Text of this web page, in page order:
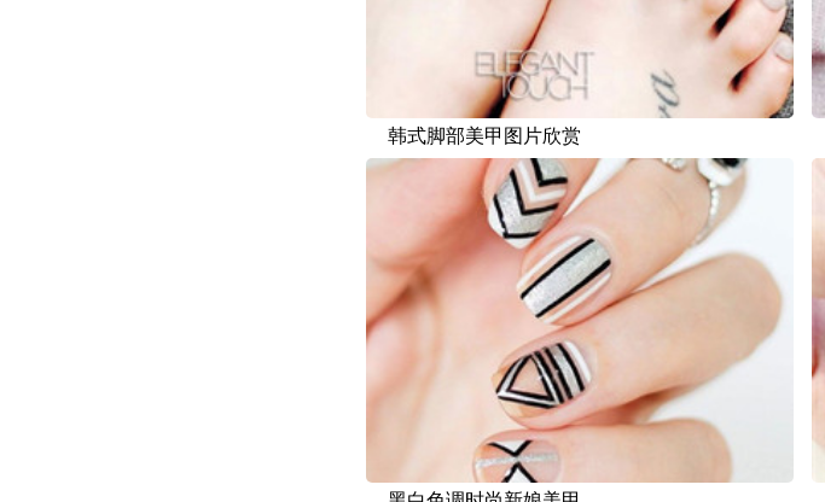
韩式脚部美甲图片欣赏